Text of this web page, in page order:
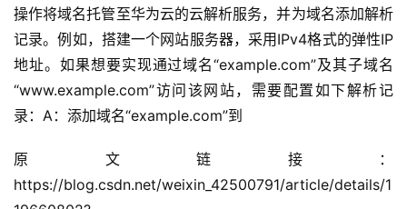
操作将域名托管至华为云的云解析服务，并为域名添加解析
记录。例如，搭建一个网站服务器，采用IPv4格式的弹性IP
地址。如果想要实现通过域名“example.com”及其子域名
“www.example.com”访问该网站，需要配置如下解析记
录：A：添加域名“example.com”到
原文链接：
https://blog.csdn.net/weixin_42500791/article/details/1